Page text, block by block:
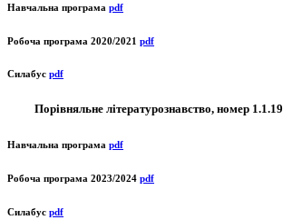
Навчальна програма pdf
Робоча програма 2020/2021 pdf
Силабус pdf
Порівняльне літературознавство, номер 1.1.19
Навчальна програма pdf
Робоча програма 2023/2024 pdf
Силабус pdf